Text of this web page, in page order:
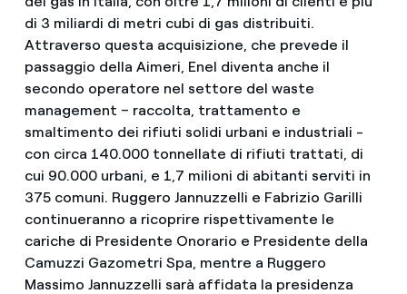
di 3 miliardi di metri cubi di gas distribuiti.
Attraverso questa acquisizione, che prevede il
passaggio della Aimeri, Enel diventa anche il
secondo operatore nel settore del waste
management – raccolta, trattamento e
smaltimento dei rifiuti solidi urbani e industriali -
con circa 140.000 tonnellate di rifiuti trattati, di
cui 90.000 urbani, e 1,7 milioni di abitanti serviti in
375 comuni. Ruggero Jannuzzelli e Fabrizio Garilli
continueranno a ricoprire rispettivamente le
cariche di Presidente Onorario e Presidente della
Camuzzi Gazometri Spa, mentre a Ruggero
Massimo Jannuzzelli sarà affidata la presidenza